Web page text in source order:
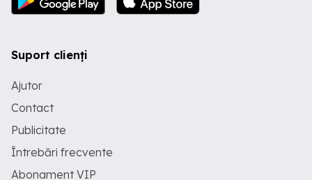
Suport clienți
Ajutor
Contact
Publicitate
Întrebări frecvente
Abonament VIP